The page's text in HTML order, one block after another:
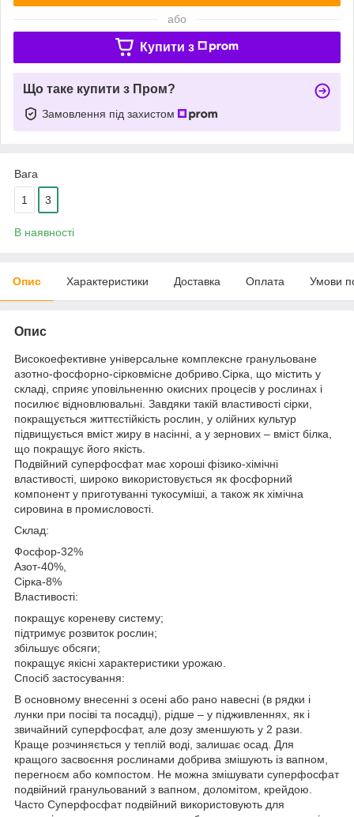
або
Купити з
Що таке купити з Пром?
Замовлення під захистом
Вага
1 3
В наявності
Опис Характеристики Доставка Оплата Умови
Опис
Високоефективне універсальне комплексне гранульоване
азотно-фосфорно-сірковмісне добриво.Сірка, що містить у
складі, сприяє уповільненню окисних процесів у рослинах і
посилює відновлювальні. Завдяки такій властивості сірки,
покращується життєстійкість рослин, у олійних культур
підвищується вміст жиру в насінні, а у зернових – вміст білка,
що покращує його якість.
Подвійний суперфосфат має хороші фізико-хімічні
властивості, широко використовується як фосфорний
компонент у приготуванні тукосуміші, а також як хімічна
сировина в промисловості.
Склад:
Фосфор-32%
Азот-40%,
Сірка-8%
Властивості:
покращує кореневу систему;
підтримує розвиток рослин;
збільшує обсяги;
покращує якісні характеристики урожаю.
Спосіб застосування:
В основному внесенні з осені або рано навесні (в рядки і
лунки при посіві та посадці), рідше – у підживленнях, як і
звичайний суперфосфат, але дозу зменшують у 2 рази.
Краще розчиняється у теплій воді, залишає осад. Для
кращого засвоєння рослинами добрива змішують із вапном,
перегноєм або компостом. Не можна змішувати суперфосфат
подвійний гранульований з вапном, доломітом, крейдою.
Часто Суперфосфат подвійний використовують для